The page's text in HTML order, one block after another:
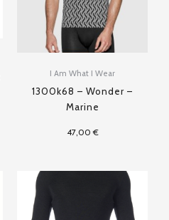
I Am What I Wear
1300k68 – Wonder –
Marine
47,00€